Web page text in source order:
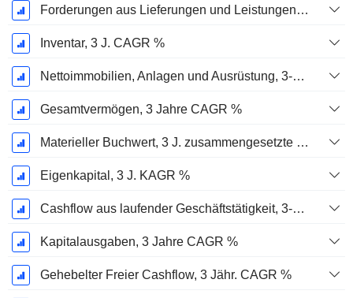
Forderungen aus Lieferungen und Leistungen, 3-Jahres-CAGR %
Inventar, 3 J. CAGR %
Nettoimmobilien, Anlagen und Ausrüstung, 3-Jahres-CAGR %
Gesamtvermögen, 3 Jahre CAGR %
Materieller Buchwert, 3 J. zusammengesetzte jährliche Wachstumsrate %
Eigenkapital, 3 J. KAGR %
Cashflow aus laufender Geschäftstätigkeit, 3-Jahres-CAGR %
Kapitalausgaben, 3 Jahre CAGR %
Gehebelter Freier Cashflow, 3 Jähr. CAGR %